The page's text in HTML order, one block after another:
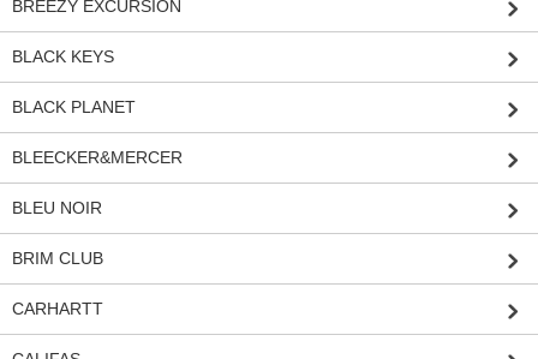
BREEZY EXCURSION
BLACK KEYS
BLACK PLANET
BLEECKER&MERCER
BLEU NOIR
BRIM CLUB
CARHARTT